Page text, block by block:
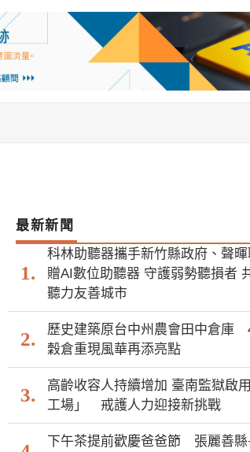
最新新聞
科林助聽器攜手新竹縣政府、聲
贈AI數位助聽器 守護弱勢聽損者
聽力友善城市
歷史建築原台中州農會田中倉庫
穀倉重現風華再添亮點
高齡收容人持續增加 臺南監獄啟
工場」 戒護人力迎接新挑戰
下午茶提前歡慶爸爸節 張麗善縣